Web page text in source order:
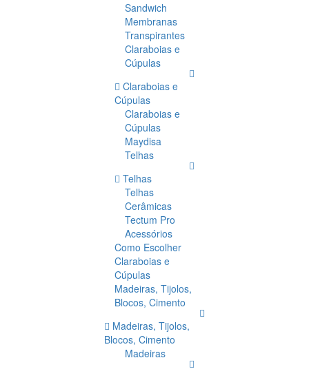
Sandwich
Membranas
Transpirantes
Claraboias e
Cúpulas
Claraboias e
Cúpulas
Claraboias e
Cúpulas
Maydisa
Telhas
Telhas
Telhas
Cerâmicas
Tectum Pro
Acessórios
Como Escolher
Claraboias e
Cúpulas
Madeiras, Tijolos,
Blocos, Cimento
Madeiras, Tijolos,
Blocos, Cimento
Madeiras